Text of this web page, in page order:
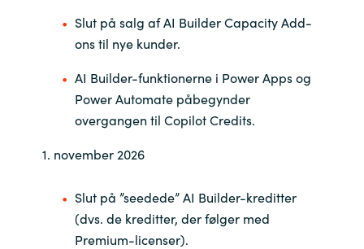
Slut på salg af AI Builder Capacity Add-
ons til nye kunder.
AI Builder-funktionerne i Power Apps og
Power Automate påbegynder
overgangen til Copilot Credits.
1. november 2026
Slut på ”seedede” AI Builder-kreditter
(dvs. de kreditter, der følger med
Premium-licenser).